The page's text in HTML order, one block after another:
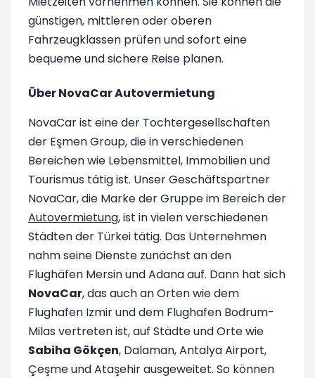
günstigen, mittleren oder oberen
Fahrzeugklassen prüfen und sofort eine
bequeme und sichere Reise planen.
Über NovaCar Autovermietung
NovaCar ist eine der Tochtergesellschaften
der Eşmen Group, die in verschiedenen
Bereichen wie Lebensmittel, Immobilien und
Tourismus tätig ist. Unser Geschäftspartner
NovaCar, die Marke der Gruppe im Bereich der
Autovermietung, ist in vielen verschiedenen
Städten der Türkei tätig. Das Unternehmen
nahm seine Dienste zunächst an den
Flughäfen Mersin und Adana auf. Dann hat sich
NovaCar, das auch an Orten wie dem
Flughafen Izmir und dem Flughafen Bodrum-
Milas vertreten ist, auf Städte und Orte wie
Sabiha Gökçen, Dalaman, Antalya Airport,
Çeşme und Ataşehir ausgeweitet. So können